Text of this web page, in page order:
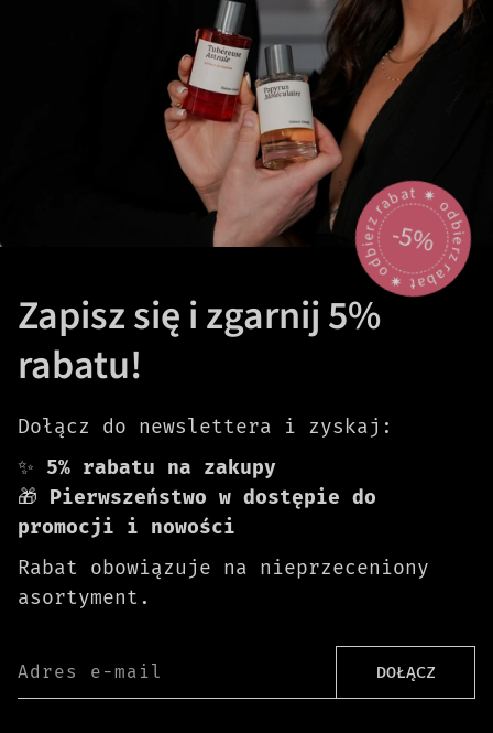
odbierz rabat 🟎 odbierz rabat 🟎
-5%
Zapisz się i zgarnij 5%
rabatu!
Dołącz do newslettera i zyskaj:
✨ 5% rabatu na zakupy
🎁 Pierwszeństwo w dostępie do
promocji i nowości
Rabat obowiązuje na nieprzeceniony
asortyment.
Adres e-mail DOŁĄCZ